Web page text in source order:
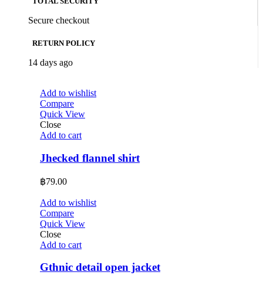
Secure checkout
RETURN POLICY
14 days ago
Add to wishlist
Compare
Quick View
Close
Add to cart
Jhecked flannel shirt
฿79.00
Add to wishlist
Compare
Quick View
Close
Add to cart
Gthnic detail open jacket